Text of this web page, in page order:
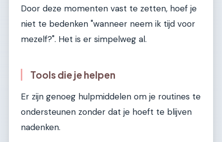
Door deze momenten vast te zetten, hoef je
niet te bedenken "wanneer neem ik tijd voor
mezelf?". Het is er simpelweg al.
Tools die je helpen
Er zijn genoeg hulpmiddelen om je routines te
ondersteunen zonder dat je hoeft te blijven
nadenken.